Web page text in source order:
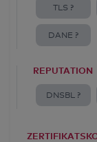
TLS ?
DANE ?
REPUTATION
DNSBL ?